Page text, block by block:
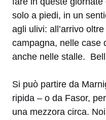
solo a piedi, in un
agli ulivi: all’arrivo
campagna, nelle case
anche nelle stalle.
Si può partire da
ripida – o da Fasor,
una mezzora circa.